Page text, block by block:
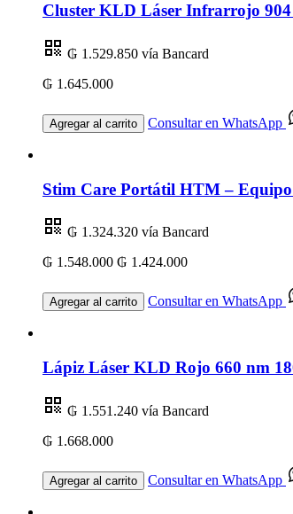
Cluster KLD Láser Infrarrojo
₲ 1.529.850 vía Bancard
₲ 1.645.000
Agregar al carrito Consultar en WhatsApp
Stim Care Portátil HTM –
₲ 1.324.320 vía Bancard
₲ 1.548.000 ₲ 1.424.000
Agregar al carrito Consultar en WhatsApp
Lápiz Láser KLD Rojo 660 nm
₲ 1.551.240 vía Bancard
₲ 1.668.000
Agregar al carrito Consultar en WhatsApp